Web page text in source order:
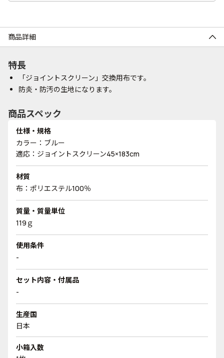
商品詳細
特長
「ジョイントスクリーン」交換用布です。
防炎・防汚の生地になります。
商品スペック
仕様・規格
カラー：ブルー
適応：ジョイントスクリーン45×183cm
材質
布：ポリエステル100％
質量・質量単位
119ｇ
使用条件
-
セット内容・付属品
-
生産国
日本
小箱入数